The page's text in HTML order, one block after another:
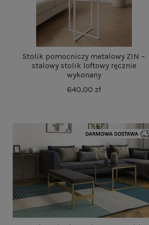
Stolik pomocniczy metalowy ZIN –
stalowy stolik loftowy ręcznie
wykonany
640,00 zł